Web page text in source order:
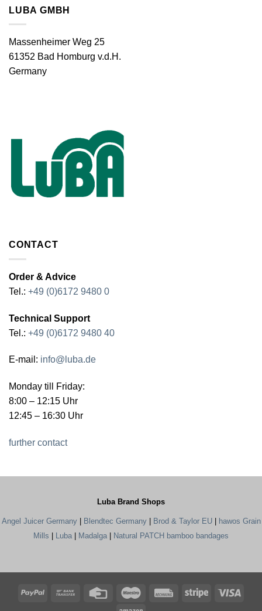
LUBA GMBH
Massenheimer Weg 25
61352 Bad Homburg v.d.H.
Germany
CONTACT
Order & Advice
Tel.: +49 (0)6172 9480 0
Technical Support
Tel.: +49 (0)6172 9480 40
E-mail: info@luba.de
Monday till Friday:
8:00 – 12:15 Uhr
12:45 – 16:30 Uhr
further contact
Luba Brand Shops
Angel Juicer Germany| Blendtec Germany| Brod & Taylor EU|
hawos Grain
Mills
Luba Madalga Natural PATCH bamboo bandages
PayPal
Bank
Credit
Maestro RechungStripe